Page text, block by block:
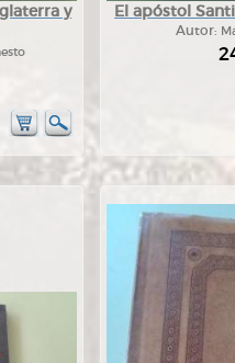
y
El apóstol
Autor: